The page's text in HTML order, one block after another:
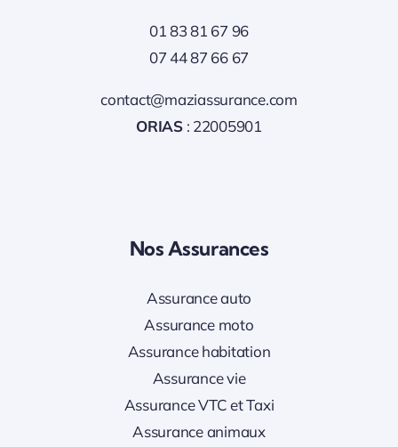
01 83 81 67 96
07 44 87 66 67
contact@maziassurance.com
ORIAS: 22005901
Nos Assurances
Assurance auto
Assurance moto
Assurance habitation
Assurance vie
Assurance VTC et Taxi
Assurance animaux